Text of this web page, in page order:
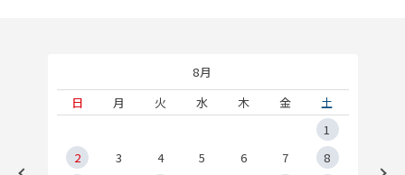
8月
日
月 火 水 木 金
土
1
2
3 4 5 6 7
8